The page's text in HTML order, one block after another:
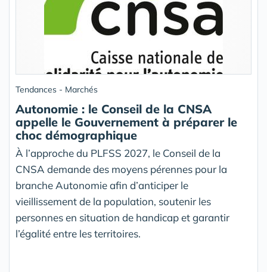
Tendances - Marchés
Autonomie : le Conseil de la CNSA
appelle le Gouvernement à préparer le
choc démographique
À l’approche du PLFSS 2027, le Conseil de la
CNSA demande des moyens pérennes pour la
branche Autonomie afin d’anticiper le
vieillissement de la population, soutenir les
personnes en situation de handicap et garantir
l’égalité entre les territoires.